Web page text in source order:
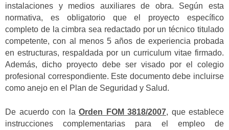
instalaciones y medios auxiliares de obra. Según esta
normativa, es obligatorio que el proyecto específico
completo de la cimbra sea redactado por un técnico titulado
competente, con al menos 5 años de experiencia probada
en estructuras, respaldada por un curriculum vitae firmado.
Además, dicho proyecto debe ser visado por el colegio
profesional correspondiente. Este documento debe incluirse
como anejo en el Plan de Seguridad y Salud.
De acuerdo con la Orden FOM 3818/2007, que establece
instrucciones complementarias para el empleo de